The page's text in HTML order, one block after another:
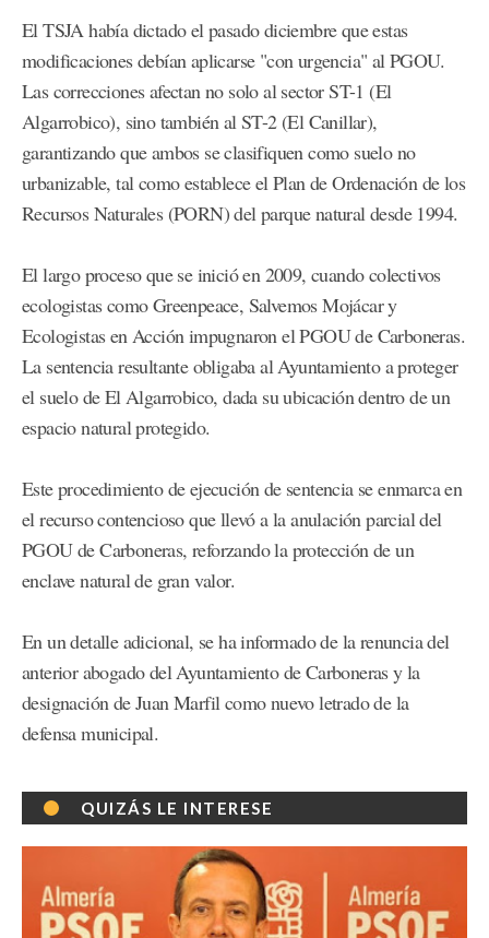
El TSJA había dictado el pasado diciembre que estas
modificaciones debían aplicarse "con urgencia" al PGOU.
Las correcciones afectan no solo al sector ST-1 (El
Algarrobico), sino también al ST-2 (El Canillar),
garantizando que ambos se clasifiquen como suelo no
urbanizable, tal como establece el Plan de Ordenación de los
Recursos Naturales (PORN) del parque natural desde 1994.
El largo proceso que se inició en 2009, cuando colectivos
ecologistas como Greenpeace, Salvemos Mojácar y
Ecologistas en Acción impugnaron el PGOU de Carboneras.
La sentencia resultante obligaba al Ayuntamiento a proteger
el suelo de El Algarrobico, dada su ubicación dentro de un
espacio natural protegido.
Este procedimiento de ejecución de sentencia se enmarca en
el recurso contencioso que llevó a la anulación parcial del
PGOU de Carboneras, reforzando la protección de un
enclave natural de gran valor.
En un detalle adicional, se ha informado de la renuncia del
anterior abogado del Ayuntamiento de Carboneras y la
designación de Juan Marfil como nuevo letrado de la
defensa municipal.
QUIZÁS LE INTERESE